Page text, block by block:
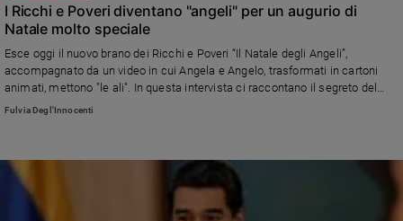
I Ricchi e Poveri diventano "angeli" per un augurio di
Natale molto speciale
Esce oggi il nuovo brano dei Ricchi e Poveri “Il Natale degli Angeli”,
accompagnato da un video in cui Angela e Angelo, trasformati in cartoni
animati, mettono "le ali". In questa intervista ci raccontano il segreto del
loro successo: " "Ci amano anche i bambini, perché ci vedono come dei
Fulvia Degl'Innocenti